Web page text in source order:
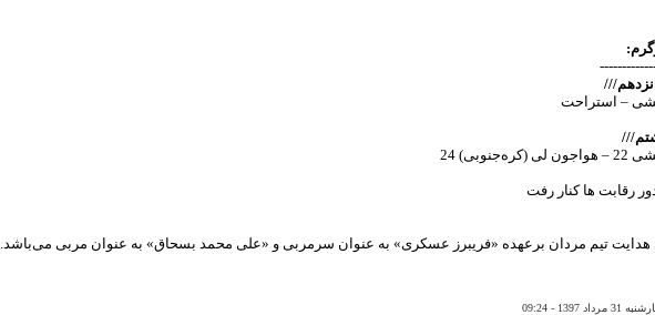
– استراحت
24
رقابت ها کنار رفت
تیم مردان برعهده «فریبرز عسکری» به عنوان سرمربی و «علی محمد بسحاق» به عنوان مربی می‌باشد.
1397 - 09:24